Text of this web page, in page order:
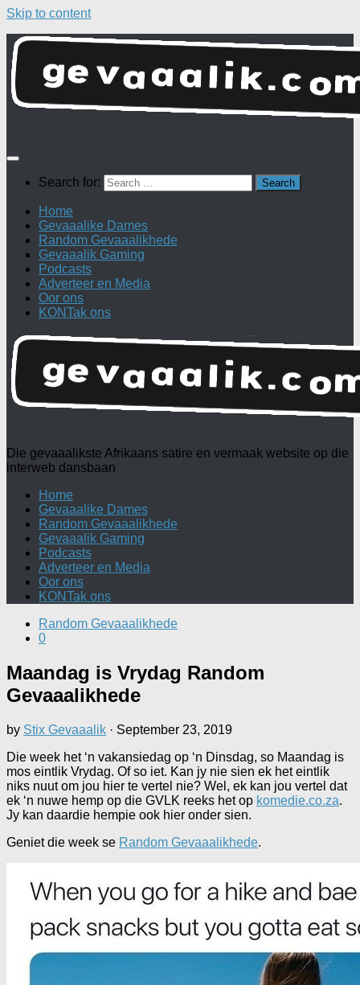
Skip to content
Search for:
Home
Gevaaalike Dames
Random Gevaaalikhede
Gevaaalik Gaming
Podcasts
Adverteer en Media
Oor ons
KONTak ons
Die gevaaalikste Afrikaans satire en vermaak website op die
interweb dansbaan
Home
Gevaaalike Dames
Random Gevaaalikhede
Gevaaalik Gaming
Podcasts
Adverteer en Media
Oor ons
KONTak ons
Random Gevaaalikhede
0
Maandag is Vrydag Random
Gevaaalikhede
by Stix Gevaaalik · September 23, 2019
Die week het ‘n vakansiedag op ‘n Dinsdag, so Maandag is
mos eintlik Vrydag. Of so iet. Kan jy nie sien ek het eintlik
niks nuut om jou hier te vertel nie? Wel, ek kan jou vertel dat
ek ‘n nuwe hemp op die GVLK reeks het op komedie.co.za.
Jy kan daardie hempie ook hier onder sien.
Geniet die week se Random Gevaaalikhede.